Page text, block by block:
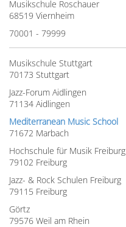
Musikschule Roschauer
68519 Viernheim
70001 - 79999
Musikschule Stuttgart
70173 Stuttgart
Jazz-Forum Aidlingen
71134 Aidlingen
Mediterranean Music School
71672 Marbach
Hochschule für Musik Freiburg
79102 Freiburg
Jazz- & Rock Schulen Freiburg
79115 Freiburg
Görtz
79576 Weil am Rhein